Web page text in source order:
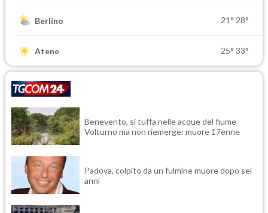
Berlino 21° 28°
Atene 25° 33°
Benevento, si tuffa nelle acque del fiume
Volturno ma non riemerge: muore 17enne
Padova, colpito da un fulmine muore dopo sei
anni